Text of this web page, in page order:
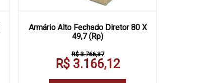
Armário Alto Fechado Diretor 80 X
49,7 (Rp)
R$ 3.766,37
R$ 3.166,12